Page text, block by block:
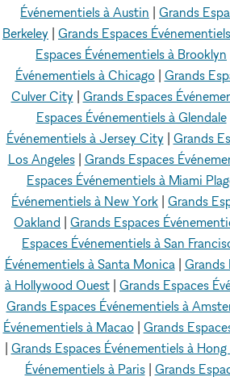
Événementiels à Austin
Grands
Berkeley
Grands Espaces
Espaces Événementiels à Brooklyn
Événementiels à Chicago| Grands
Culver City
Grands Espaces
Espaces Événementiels à Glendale|
Événementiels à Jersey City
Grands
Los Angeles| Grands Espaces
Espaces Événementiels à Miami
Événementiels à New York Grands
Oakland
Grands Espaces
Espaces Événementiels à San
Événementiels à Santa Monica| Grands
à Hollywood Ouest Grands Espaces
Grands Espaces Événementiels à
Événementiels à Macao| Grands
Grands Espaces Événementiels à Hong
Événementiels à Paris| Grands